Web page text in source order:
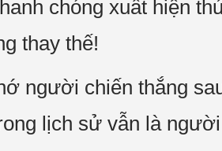
chóng xuất hiện
thay thế!
người chiến thắng
lịch sử vẫn là